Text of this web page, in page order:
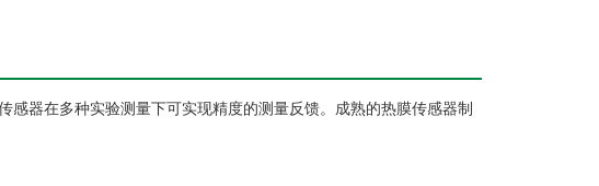
器在多种实验测量下可实现精度的测量反馈。成熟的热膜传感器制
。